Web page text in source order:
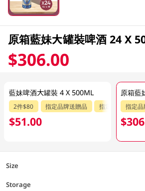
原箱藍妹大罐裝啤酒 24 X
$306.00
藍妹啤酒大罐裝 4 X 500ML
2件$80 指定品牌送贈品 指定分類送贈品
$51.00
指定品
Size
Storage